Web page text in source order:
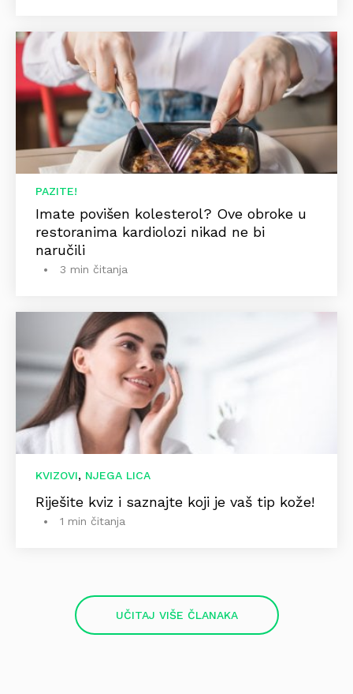
PAZITE!
Imate povišen kolesterol? Ove obroke u
restoranima kardiolozi nikad ne bi
naručili
3 min čitanja
KVIZOVI, NJEGA LICA
Riješite kviz i saznajte koji je vaš tip kože!
1 min čitanja
UČITAJ VIŠE ČLANAKA